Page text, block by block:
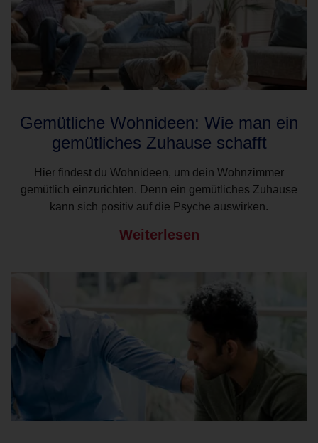
Gemütliche Wohnideen: Wie man ein
gemütliches Zuhause schafft
Hier findest du Wohnideen, um dein Wohnzimmer
gemütlich einzurichten. Denn ein gemütliches Zuhause
kann sich positiv auf die Psyche auswirken.
Weiterlesen